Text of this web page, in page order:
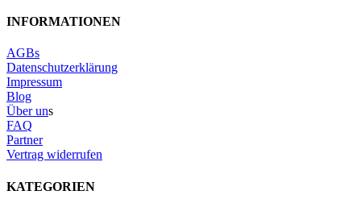
INFORMATIONEN
AGBs
Datenschutzerklärung
Impressum
Blog
Über uns
FAQ
Partner
Vertrag widerrufen
KATEGORIEN